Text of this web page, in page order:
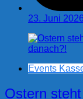
23. Juni 2026
Events
Ostern